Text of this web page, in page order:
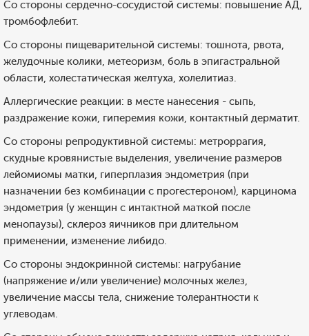
Со стороны сердечно-сосудистой системы: повышение АД,
тромбофлебит.
Со стороны пищеварительной системы: тошнота, рвота,
желудочные колики, метеоризм, боль в эпигастральной
области, холестатическая желтуха, холелитиаз.
Аллергические реакции: в месте нанесения - сыпь,
раздражение кожи, гиперемия кожи, контактный дерматит.
Со стороны репродуктивной системы: метроррагия,
скудные кровянистые выделения, увеличение размеров
лейомиомы матки, гиперплазия эндометрия (при
назначении без комбинации с прогестероном), карцинома
эндометрия (у женщин с интактной маткой после
менопаузы), склероз яичников при длительном
применении, изменение либидо.
Со стороны эндокринной системы: нагрубание
(напряжение и/или увеличение) молочных желез,
увеличение массы тела, снижение толерантности к
углеводам.